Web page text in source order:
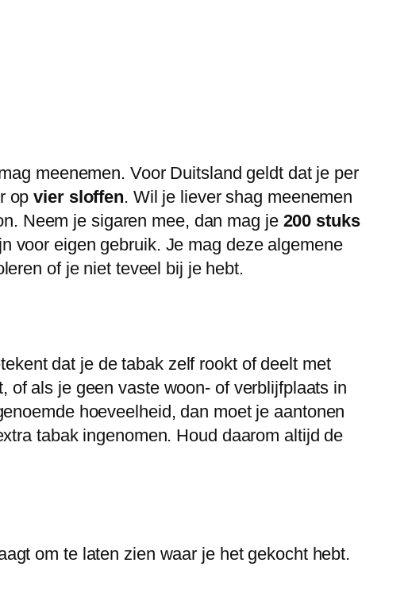
meenemen. Voor Duitsland geldt dat je per
opvier sloffen. Wil je liever shag meenemen
Neem je sigaren mee, dan mag je 200 stuks
voor eigen gebruik. Je mag deze algemene
of je niet teveel bij je hebt.
dat je de tabak zelf rookt of deelt met
of als je geen vaste woon- of verblijfplaats in
hoeveelheid, dan moet je aantonen
tabak ingenomen. Houd daarom altijd de
om te laten zien waar je het gekocht hebt.